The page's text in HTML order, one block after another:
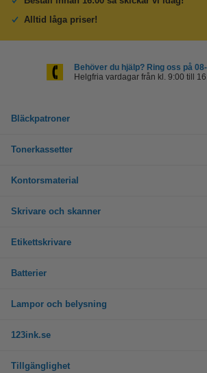
Alltid låga priser!
Behöver du hjälp? Ring oss på
Helgfria vardagar från kl. 9:00 till
Bläckpatroner
Tonerkassetter
Kontorsmaterial
Skrivare och skanner
Etikettskrivare
Batterier
Lampor och belysning
123ink.se
Tillgänglighet